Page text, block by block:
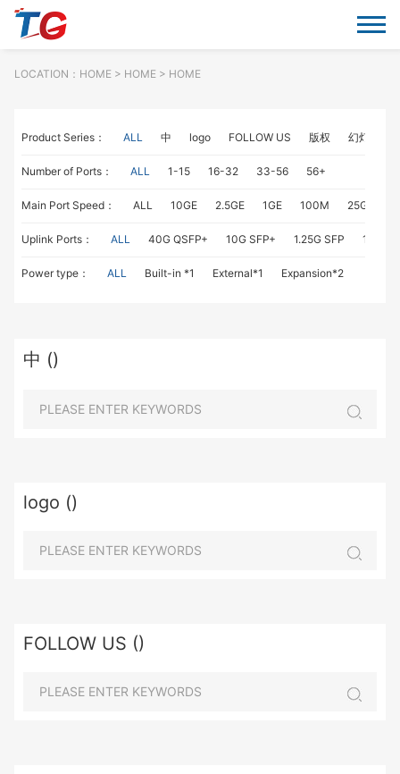
LOCATION： HOME> HOME > HOME
Product Series： ALL 中 logo FOLLOW US 版权 幻灯片
Number of Ports： ALL 1-15 16-32 33-56 56+
Main Port Speed： ALL 10GE 2.5GE 1GE 100M 25GE
Uplink Ports： ALL 40G QSFP+ 10G SFP+ 1.25G SFP 1G
Power type： ALL Built-in *1 External*1 Expansion*2
中 ()
logo ()
FOLLOW US ()